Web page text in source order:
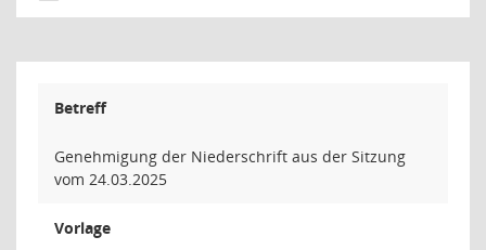
Betreff
Genehmigung der Niederschrift aus der Sitzung
vom 24.03.2025
Vorlage